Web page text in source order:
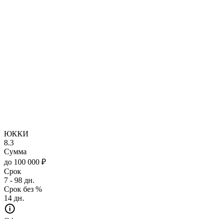
ЮККИ
8.3
Сумма
до 100 000 ₽
Срок
7 - 98 дн.
Срок без %
14 дн.